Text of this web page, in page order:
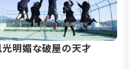
光明媚な破屋の天才